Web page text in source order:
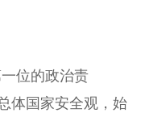
位的政治责
体国家安全观，始